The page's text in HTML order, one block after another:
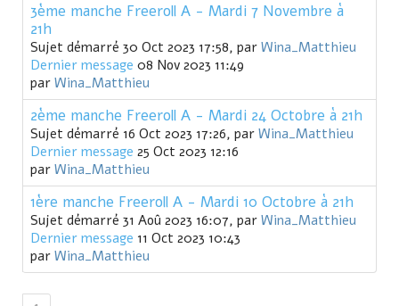
3ème manche Freeroll A - Mardi 7 Novembre à
21h
Sujet démarré 30 Oct 2023 17:58, par Wina_Matthieu
Dernier message 08 Nov 2023 11:49
par Wina_Matthieu
2ème manche Freeroll A - Mardi 24 Octobre à 21h
Sujet démarré 16 Oct 2023 17:26, par Wina_Matthieu
Dernier message 25 Oct 2023 12:16
par Wina_Matthieu
1ère manche Freeroll A - Mardi 10 Octobre à 21h
Sujet démarré 31 Aoû 2023 16:07, par Wina_Matthieu
Dernier message 11 Oct 2023 10:43
par Wina_Matthieu